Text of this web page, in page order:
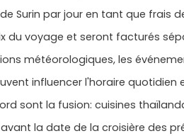
Surin par jour en tant que frais
du voyage et seront facturés
météorologiques, les
influencer l'horaire quotidien
sont la fusion: cuisines
la date de la croisière des